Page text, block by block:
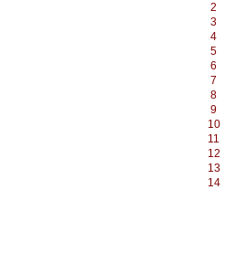
2
3
4
5
6
7
8
9
10
11
12
13
14